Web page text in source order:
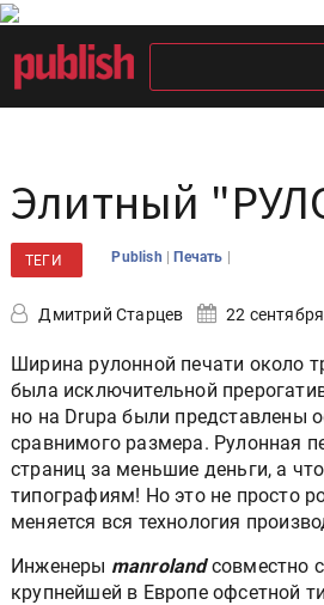
Элитный
ТЕГИ Publish |Печать |
Дмитрий Старцев 22
Ширина рулонной печати около
была исключительной
но на Drupa были представлены
сравнимого размера. Рулонная
страниц за меньшие деньги, а
типографиям! Но это не просто
меняется вся технология
Инженеры manrolandсовместно
крупнейшей в Европе офсетной